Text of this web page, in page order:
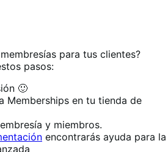
para tus clientes?
pasos:
🙂
Memberships en tu tienda de
y miembros.
encontrarás ayuda para la